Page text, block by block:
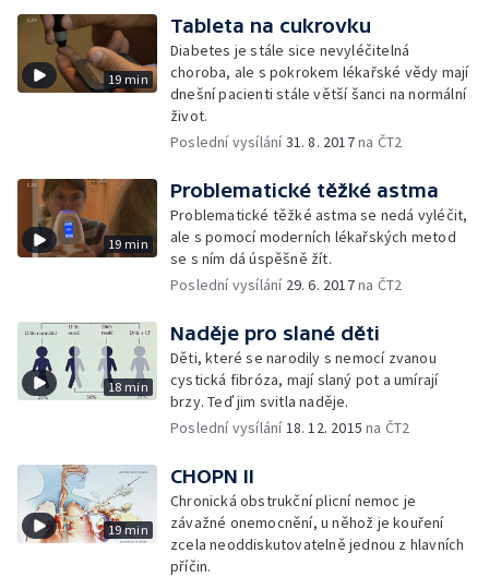
19 min
Tableta na cukrovku
Diabetes je stále sice nevyléčitelná
choroba, ale s pokrokem lékařské vědy mají
dnešní pacienti stále větší šanci na normální
život.
Poslední vysílání31. 8. 2017na ČT2
19 min
Problematické těžké astma
Problematické těžké astma se nedá vyléčit,
ale s pomocí moderních lékařských metod
se s ním dá úspěšně žít.
Poslední vysílání 29. 6. 2017na ČT2
18 min
Naděje pro slané děti
Děti, které se narodily s nemocí zvanou
cystická fibróza, mají slaný pot a umírají
brzy. Teď jim svitla naděje.
Poslední vysílání18. 12. 2015 na ČT2
19 min
CHOPN II
Chronická obstrukční plicní nemoc je
závažné onemocnění, u něhož je kouření
zcela neoddiskutovatelně jednou z hlavních
příčin.